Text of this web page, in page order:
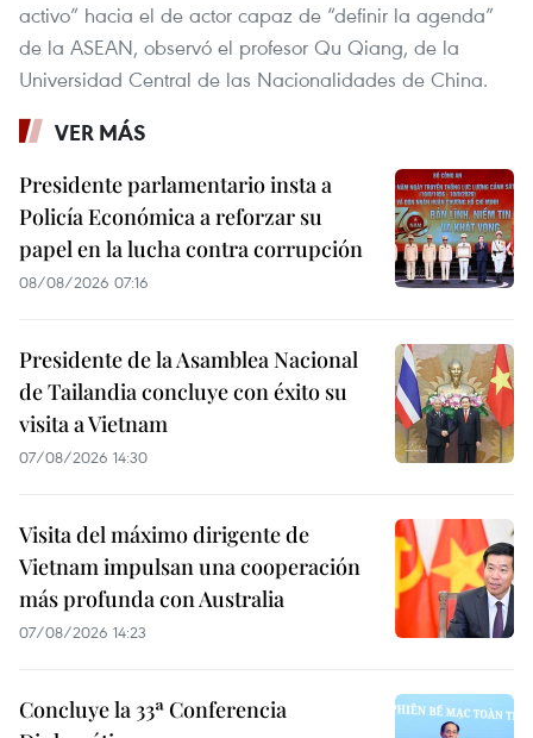
activo” hacia el de actor capaz de “definir la agenda”
de la ASEAN, observó el profesor Qu Qiang, de la
Universidad Central de las Nacionalidades de China.
VER MÁS
Presidente parlamentario insta a
Policía Económica a reforzar su
papel en la lucha contra corrupción
08/08/2026 07:16
Presidente de la Asamblea Nacional
de Tailandia concluye con éxito su
visita a Vietnam
07/08/2026 14:30
Visita del máximo dirigente de
Vietnam impulsan una cooperación
más profunda con Australia
07/08/2026 14:23
Concluye la 33ª Conferencia